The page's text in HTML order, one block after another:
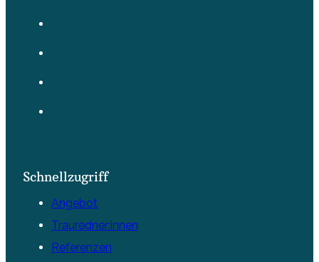
Schnellzugriff
Angebot
Trauredner:innen
Referenzen